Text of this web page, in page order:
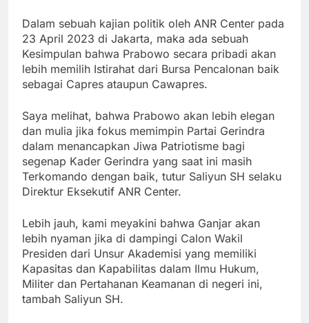
Dalam sebuah kajian politik oleh ANR Center pada
23 April 2023 di Jakarta, maka ada sebuah
Kesimpulan bahwa Prabowo secara pribadi akan
lebih memilih Istirahat dari Bursa Pencalonan baik
sebagai Capres ataupun Cawapres.
Saya melihat, bahwa Prabowo akan lebih elegan
dan mulia jika fokus memimpin Partai Gerindra
dalam menancapkan Jiwa Patriotisme bagi
segenap Kader Gerindra yang saat ini masih
Terkomando dengan baik, tutur Saliyun SH selaku
Direktur Eksekutif ANR Center.
Lebih jauh, kami meyakini bahwa Ganjar akan
lebih nyaman jika di dampingi Calon Wakil
Presiden dari Unsur Akademisi yang memiliki
Kapasitas dan Kapabilitas dalam Ilmu Hukum,
Militer dan Pertahanan Keamanan di negeri ini,
tambah Saliyun SH.